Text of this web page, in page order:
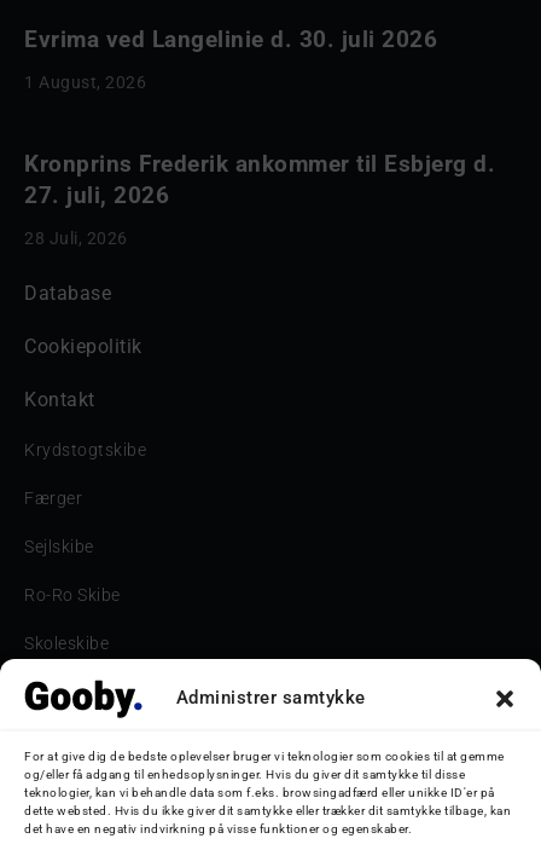
Administrer samtykke
For at give dig de bedste oplevelser bruger vi teknologier som cookies til at gemme
og/eller få adgang til enhedsoplysninger. Hvis du giver dit samtykke til disse
teknologier, kan vi behandle data som f.eks. browsingadfærd eller unikke ID'er på
dette websted. Hvis du ikke giver dit samtykke eller trækker dit samtykke tilbage, kan
det have en negativ indvirkning på visse funktioner og egenskaber.
Evrima ved Langelinie d. 30. juli 2026
1 August, 2026
Kronprins Frederik ankommer til Esbjerg d.
27. juli, 2026
28 Juli, 2026
Database
Cookiepolitik
Kontakt
Krydstogtskibe
Færger
Sejlskibe
Ro-Ro Skibe
Skoleskibe
Havne & Turbåde samt restaurantionsskibe
Bilskib
Storebæltsbroen